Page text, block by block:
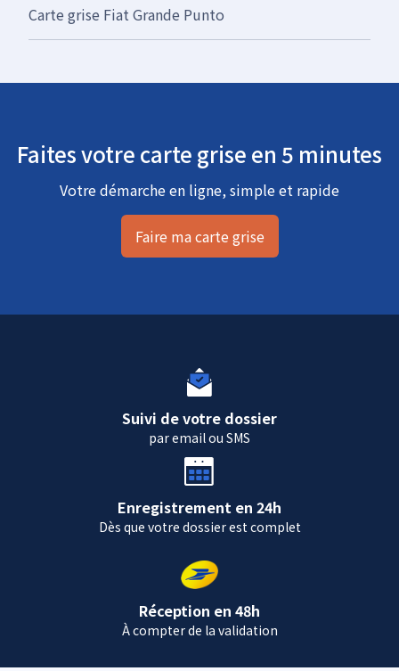
Carte grise Fiat Grande Punto
Faites votre carte grise en 5 minutes
Votre démarche en ligne, simple et rapide
Faire ma carte grise
Suivi de votre dossier
par email ou SMS
Enregistrement en 24h
Dès que votre dossier est complet
Réception en 48h
À compter de la validation